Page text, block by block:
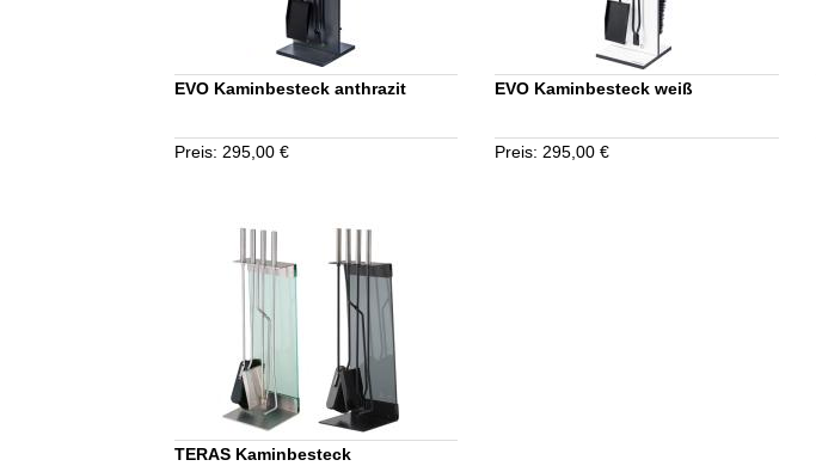
EVO Kaminbesteck anthrazit
Preis: 295,00 €
EVO Kaminbesteck weiß
Preis: 295,00 €
TERAS Kaminbesteck